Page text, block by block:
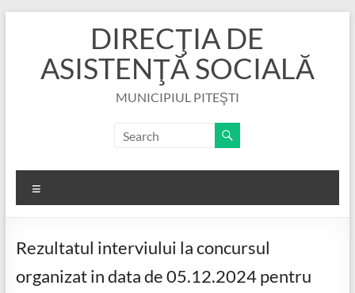
DIRECŢIA DE
ASISTENŢĂ SOCIALĂ
MUNICIPIUL PITEŞTI
Rezultatul interviului la concursul
organizat in data de 05.12.2024 pentru